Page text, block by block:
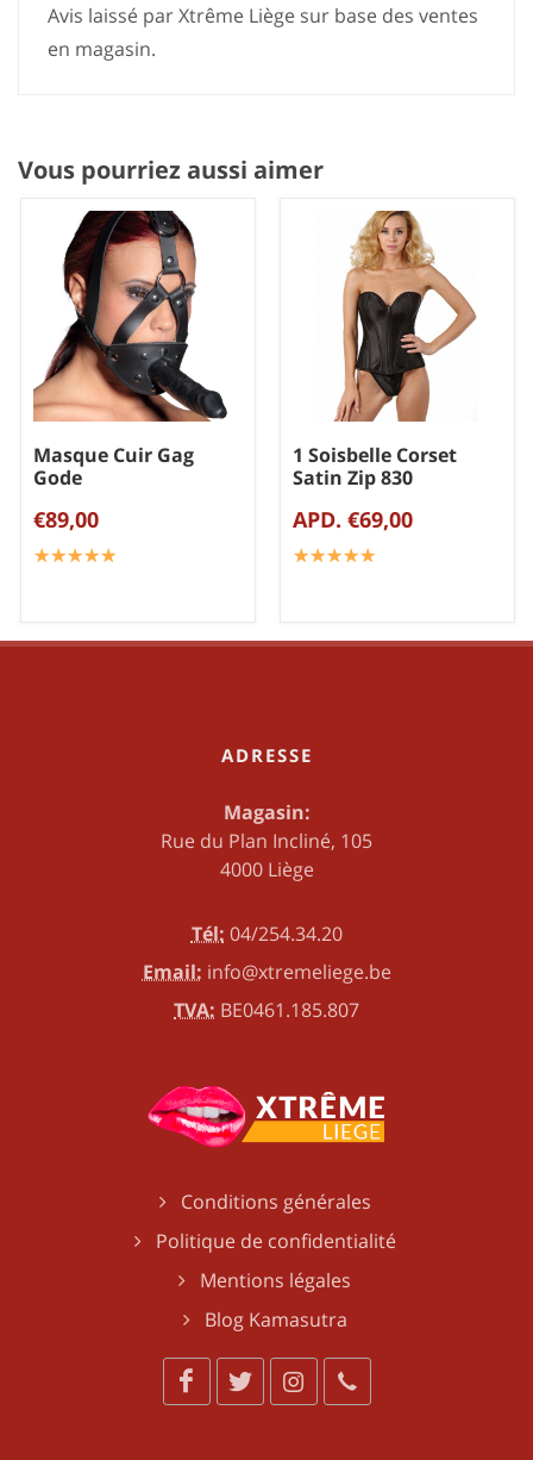
Avis laissé par Xtrême Liège sur base des ventes
en magasin.
Vous pourriez aussi aimer
Masque Cuir Gag
Gode
€89,00
☆☆☆☆☆
★★★★★
1 Soisbelle Corset
Satin Zip 830
APD. €69,00
☆☆☆☆☆
★★★★★
ADRESSE
Magasin:
Rue du Plan Incliné, 105
4000 Liège
Tél: 04/254.34.20
Email: info@xtremeliege.be
TVA: BE0461.185.807
Conditions générales
Politique de confidentialité
Mentions légales
Blog Kamasutra